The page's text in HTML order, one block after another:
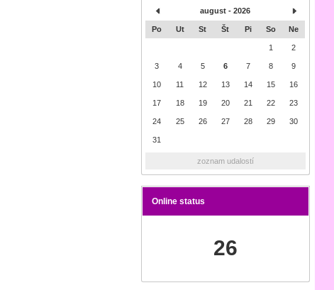
august - 2026
Po Ut St Št Pi So Ne
1 2
3 4 5 6 7 8 9
10 11 12 13 14 15 16
17 18 19 20 21 22 23
24 25 26 27 28 29 30
31
zoznam udalostí
Online status
26